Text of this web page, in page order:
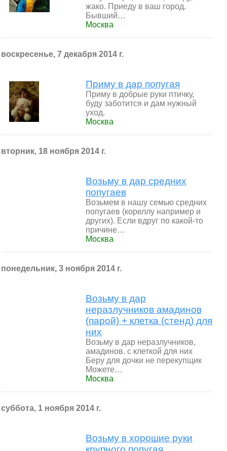
жако. Приеду в ваш город.
Бывший…
Москва
воскресенье, 7 декабря 2014 г.
Приму в дар попугая
Приму в добрые руки птичку,
буду заботится и дам нужный
уход.
Москва
вторник, 18 ноября 2014 г.
Возьму в дар средних
попугаев
Возьмем в нашу семью средних
попугаев (кореллу например и
других). Если вдруг по какой-то
причине…
Москва
понедельник, 3 ноября 2014 г.
Возьму в дар
неразлучников амадинов
(парой) + клетка (стенд) для
них
Возьму в дар неразлучников,
амадинов. с клеткой для них
Беру для дочки не перекупщик
Можете…
Москва
суббота, 1 ноября 2014 г.
Возьму в хорошие руки